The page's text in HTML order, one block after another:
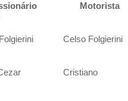
Motorista
Celso Folgierini
Cristiano